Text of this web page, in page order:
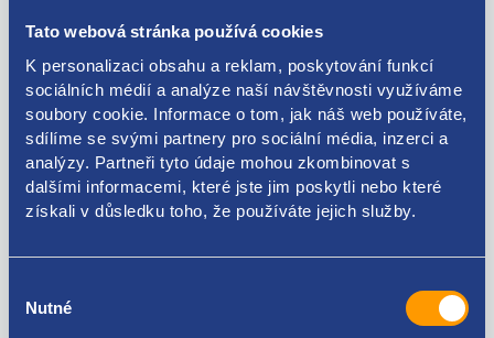
Tato webová stránka používá cookies
K personalizaci obsahu a reklam, poskytování funkcí
sociálních médií a analýze naší návštěvnosti využíváme
soubory cookie. Informace o tom, jak náš web používáte,
sdílíme se svými partnery pro sociální média, inzerci a
analýzy. Partneři tyto údaje mohou zkombinovat s
dalšími informacemi, které jste jim poskytli nebo které
získali v důsledku toho, že používáte jejich služby.
souhlasu
Nutné
Kódy produktu
04C133317M 04C133313R
Škoda Citigo 1.0